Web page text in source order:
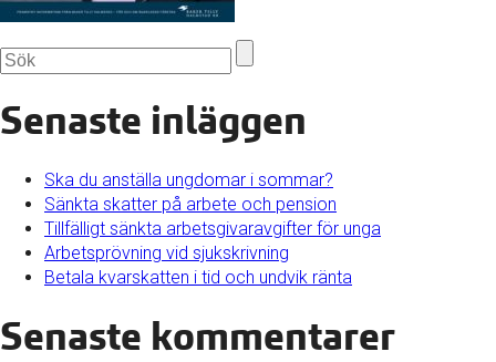
Senaste inläggen
Ska du anställa ungdomar i sommar?
Sänkta skatter på arbete och pension
Tillfälligt sänkta arbetsgivaravgifter för unga
Arbetsprövning vid sjukskrivning
Betala kvarskatten i tid och undvik ränta
Senaste kommentarer